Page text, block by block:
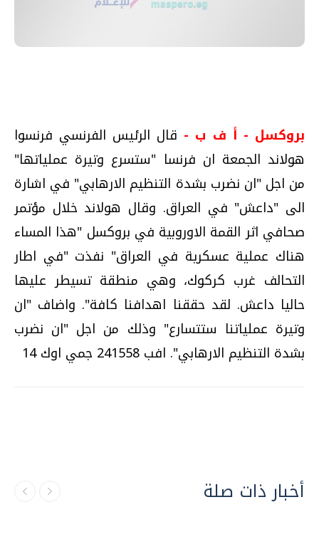
بروكسل - أ ف ب - قال الرئيس الفرنسي فرنسوا
هولاند الجمعة ان فرنسا "ستسرع وتيرة عملياتها"
من اجل "ان نضرب بشدة التنظيم الارهابي" في اشارة
الى "داعش" في العراق. وقال هولاند خلال مؤتمر
صحافي اثر القمة الاوروبية في بروكسل "هذا المساء
هناك عملية عسكرية في العراق" نفذت "في اطار
التحالف غرب كركوك، وهي منطقة تسيطر عليها
حاليا داعش. لقد حققنا اهدافنا كافة". واضاف "ان
وتيرة عملياتنا ستتسارع" وذلك من اجل "ان نضرب
بشدة التنظيم الارهابي". افب 241558 جمي اوك 14
أخبار ذات صلة